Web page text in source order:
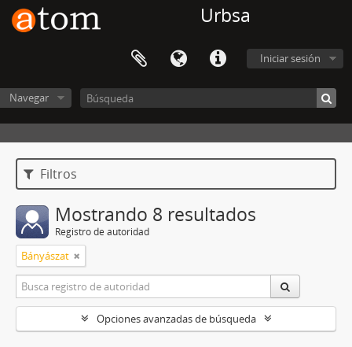
Urbsa
Iniciar sesión
Navegar
Filtros
Mostrando 8 resultados
Registro de autoridad
Bányászat
Opciones avanzadas de búsqueda